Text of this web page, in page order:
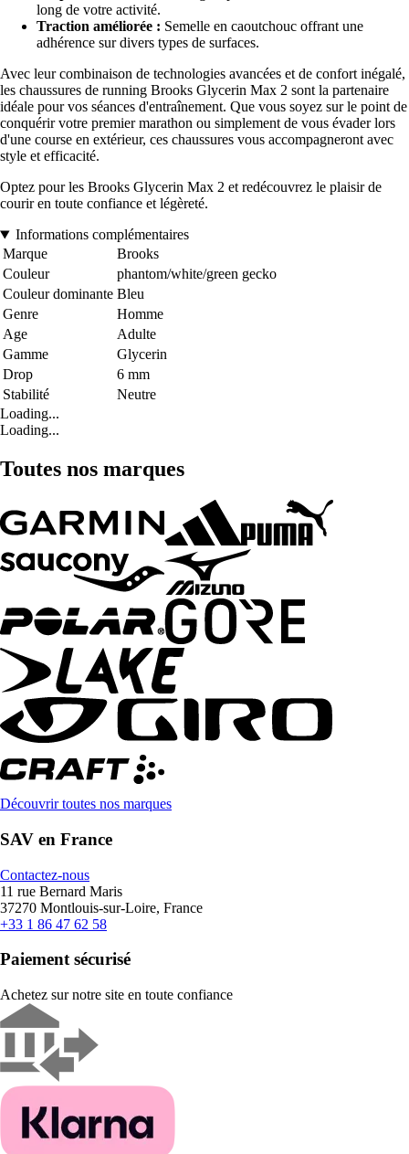
long de votre activité.
Traction améliorée : Semelle en caoutchouc offrant une
adhérence sur divers types de surfaces.
Avec leur combinaison de technologies avancées et de confort inégalé,
les chaussures de running Brooks Glycerin Max 2 sont la partenaire
idéale pour vos séances d'entraînement. Que vous soyez sur le point de
conquérir votre premier marathon ou simplement de vous évader lors
d'une course en extérieur, ces chaussures vous accompagneront avec
style et efficacité.
Optez pour les Brooks Glycerin Max 2 et redécouvrez le plaisir de
courir en toute confiance et légèreté.
Informations complémentaires
Marque
Brooks
Couleur
phantom/white/green gecko
Couleur dominante Bleu
Genre
Homme
Age
Adulte
Gamme
Glycerin
Drop
6 mm
Stabilité
Neutre
Loading...
Loading...
Toutes nos marques
Découvrir toutes nos marques
SAV en France
Contactez-nous
11 rue Bernard Maris
37270 Montlouis-sur-Loire, France
+33 1 86 47 62 58
Paiement sécurisé
Achetez sur notre site en toute confiance